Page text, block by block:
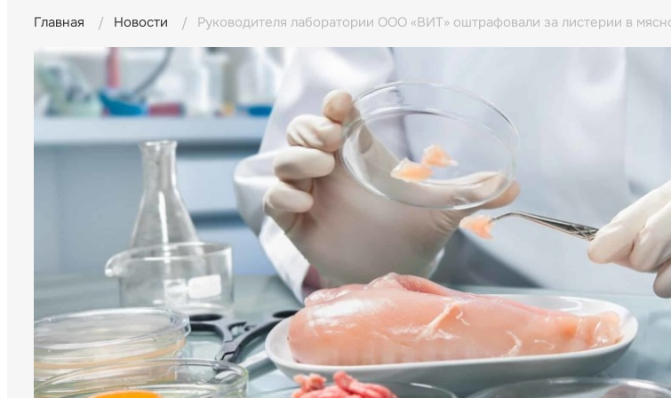
Главная Новости Руководителя лаборатории ООО «ВИТ» оштрафовали за листерии в